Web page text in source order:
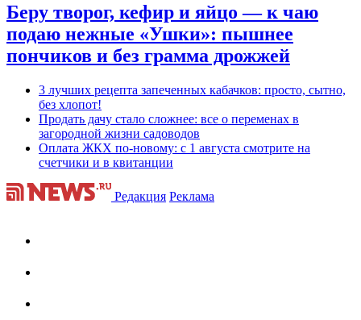
Беру творог, кефир и яйцо — к чаю
подаю нежные «Ушки»: пышнее
пончиков и без грамма дрожжей
3 лучших рецепта запеченных кабачков: просто, сытно,
без хлопот!
Продать дачу стало сложнее: все о переменах в
загородной жизни садоводов
Оплата ЖКХ по-новому: с 1 августа смотрите на
счетчики и в квитанции
Редакция Реклама